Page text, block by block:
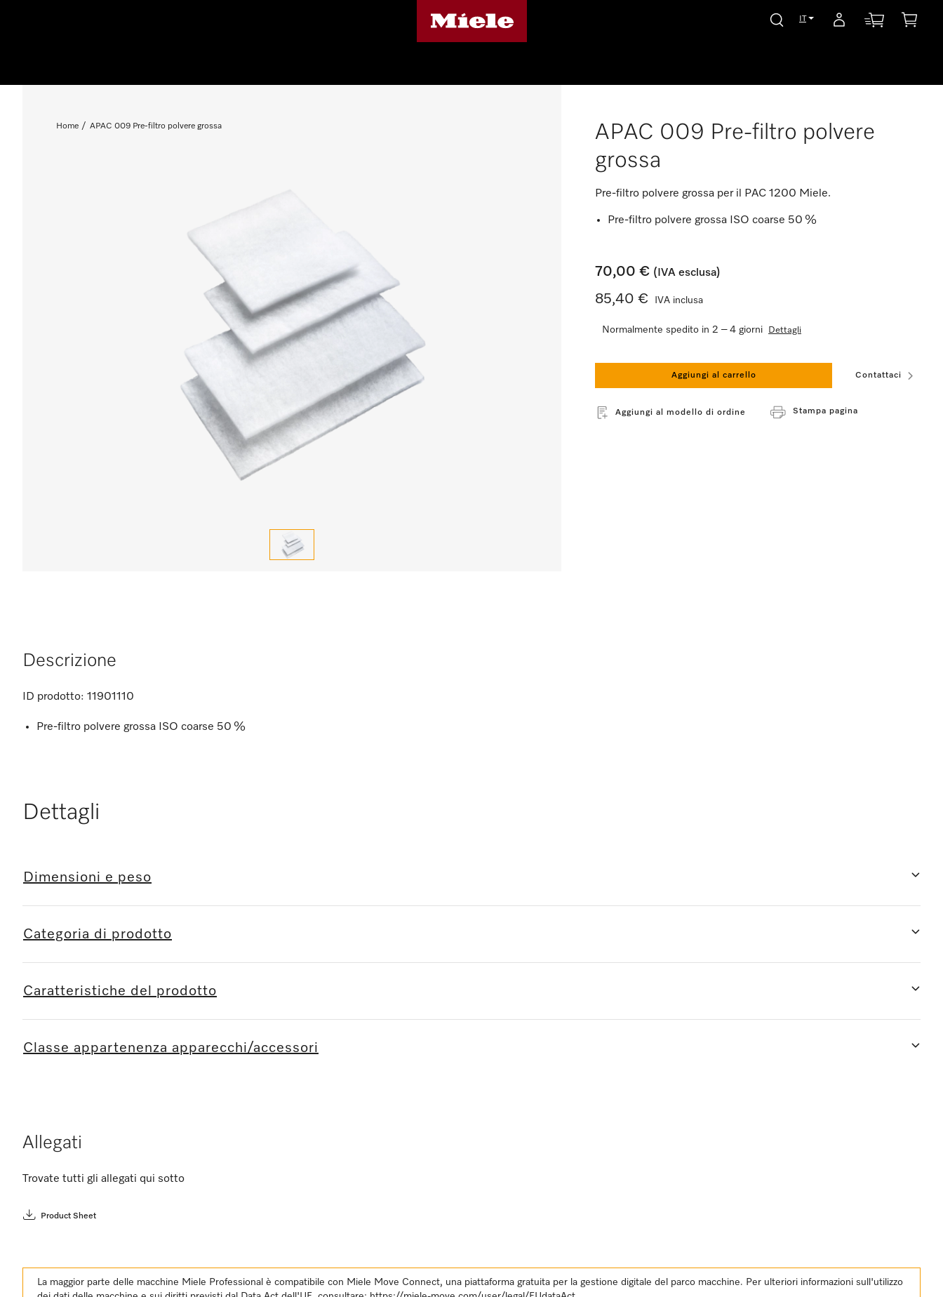
IT
Home APAC 009 Pre-filtro polvere grossa
APAC 009 Pre-filtro polvere
grossa
Pre-filtro polvere grossa per il PAC 1200 Miele.
Pre-filtro polvere grossa ISO coarse 50 %
70,00 € (IVA esclusa)
85,40 € IVA inclusa
Normalmente spedito in 2 – 4 giorni Dettagli
Aggiungi al carrello Contattaci
Aggiungi al modello di ordine Stampa pagina
Descrizione
ID prodotto: 11901110
Pre-filtro polvere grossa ISO coarse 50 %
Dettagli
Dimensioni e peso
Categoria di prodotto
Caratteristiche del prodotto
Classe appartenenza apparecchi/accessori
Allegati
Trovate tutti gli allegati qui sotto
Product Sheet
La maggior parte delle macchine Miele Professional è compatibile con Miele Move Connect, una piattaforma gratuita per la gestione digitale del parco macchine. Per ulteriori informazioni sull'utilizzo